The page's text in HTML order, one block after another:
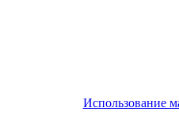
Использование